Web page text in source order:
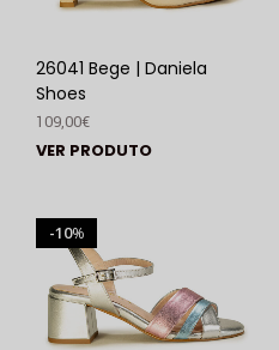
26041 Bege | Daniela
Shoes
109,00€
VER PRODUTO
%
10